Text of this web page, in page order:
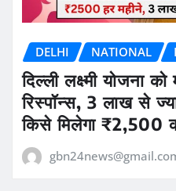
DELHI NATIONAL
दिल्ली लक्ष्मी योजना
रिस्पॉन्स, 3 लाख से
किसे मिलेगा ₹2,500